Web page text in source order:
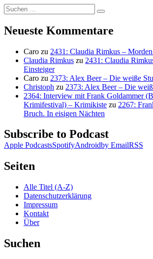
Suchen
nach:
Suchen
Neueste Kommentare
Caro zu 2431: Claudia Rimkus –
Claudia Rimkus zu 2431: Claudia
Einsteiger
Caro zu 2373: Alex Beer – Die weiße
Christoph zu 2373: Alex Beer – Die
2364: Interview mit Frank Goldammer
Krimifestival) – Krimikiste zu 2267:
Bruch. In eisigen Nächten
Subscribe to Podcast
Apple PodcastsSpotifyAndroidby EmailRSS
Seiten
Alle Titel (A-Z)
Datenschutzerklärung
Impressum
Kontakt
Über
Suchen